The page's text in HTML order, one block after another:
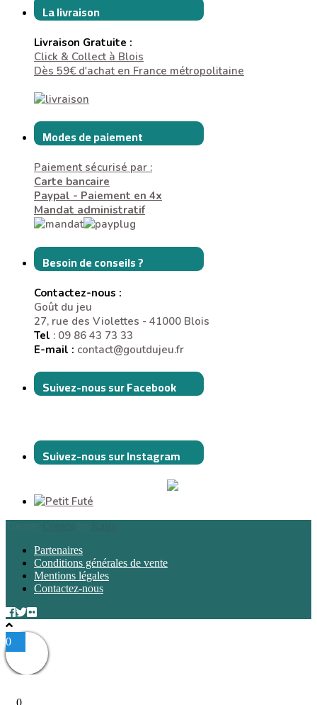
La livraison
Livraison Gratuite :
Click & Collect à Blois
Dès 59€ d'achat en France métropolitaine
Modes de paiement
Paiement sécurisé par :
Carte bancaire
Paypal - Paiement en 4x
Mandat administratif
Besoin de conseils ?
Contactez-nous :
Goût du jeu
27, rue des Violettes - 41000 Blois
Tel : 09 86 43 73 33
E-mail : contact@goutdujeu.fr
Suivez-nous sur Facebook
Suivez-nous sur Instagram
Partenaires
Conditions générales de vente
Mentions légales
Contactez-nous
0
0